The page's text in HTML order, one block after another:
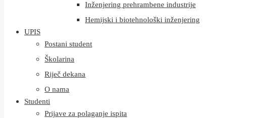
Inženjering prehrambene industrije
Hemijski i biotehnološki inženjering
UPIS
Postani student
Školarina
Riječ dekana
O nama
Studenti
Prijave za polaganje ispita